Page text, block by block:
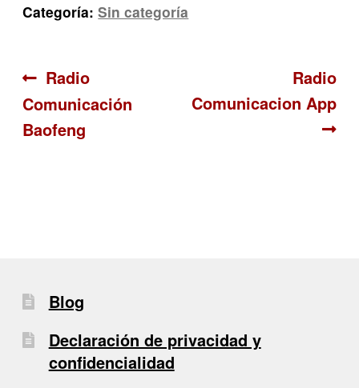
Categoría:Sin categoría
Navegación
de
Anterior:
Radio
Comunicación
Baofeng
Radio
Comunicacion App
Blog
Declaración de privacidad y
confidencialidad